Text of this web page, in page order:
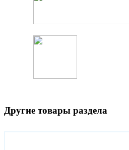
Другие товары раздела